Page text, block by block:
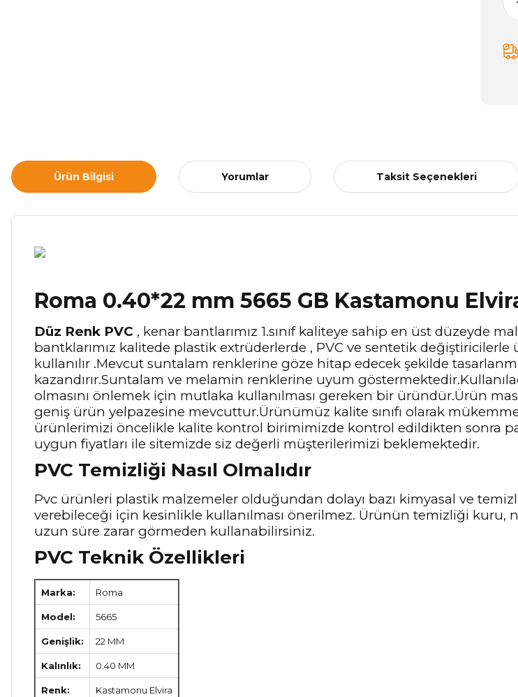
Ürün Bilgisi Yorumlar Taksit Seçenekleri
Roma 0.40*22 mm 5665 GB Kastamonu
Düz Renk PVC , kenar bantlarımız 1.sınıf kaliteye sahip en üst düzeyde
bantklarımız kalitede plastik extrüderlerde , PVC ve sentetik
kullanılır .Mevcut suntalam renklerine göze hitap edecek şekilde
kazandırır.Suntalam ve melamin renklerine uyum
olmasını önlemek için mutlaka kullanılması gereken bir üründür.Ürün
geniş ürün yelpazesine mevcuttur.Ürünümüz kalite sınıfı olarak
ürünlerimizi öncelikle kalite kontrol birimimizde kontrol edildikten sonra
uygun fiyatları ile sitemizde siz değerli müşterilerimizi beklemektedir.
PVC Temizliği Nasıl Olmalıdır
Pvc ürünleri plastik malzemeler olduğundan dolayı bazı kimyasal ve
verebileceği için kesinlikle kullanılması önerilmez. Ürünün temizliği kuru,
uzun süre zarar görmeden kullanabilirsiniz.
PVC Teknik Özellikleri
Marka: Roma
Model: 5665
Genişlik: 22 MM
Kalınlık: 0.40 MM
Renk: Kastamonu Elvira